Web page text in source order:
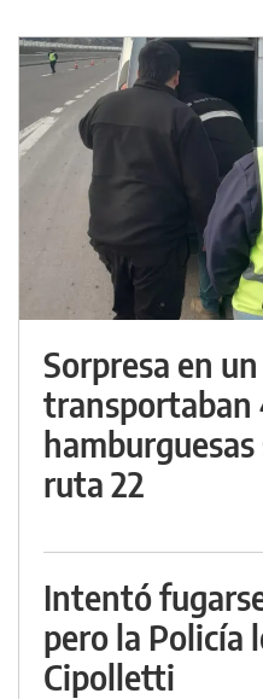
Sorpresa en
transportaban
ruta 22
Intentó
pero la Policía
Cipolletti